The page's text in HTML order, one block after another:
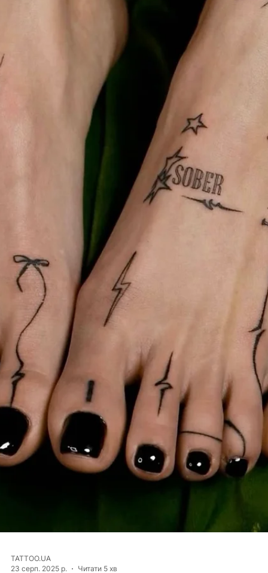
29 серп. 2025 р.
Читати 4 хв
ТАТУ ІДЕЇ
Театральні маски в тату: історія,
та значення
Театральні маски в тату особливо популярні серед тих, хто
підкреслити багатогранність власної особистості, показати
внутрішню боротьбу або, навпаки, уміння приймати життя з усіма
його радощами та випробуваннями.